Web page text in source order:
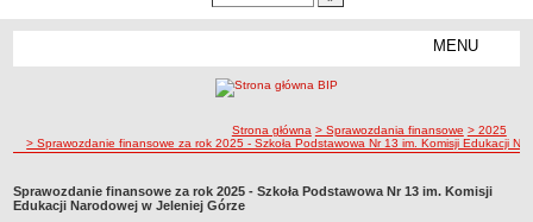
MENU
Szkoły podstawowe
Szkoły ponadpodstawowe
ścieżka nawigacji
Strona główna > Sprawozdania finansowe > 2025
> Sprawozdanie finansowe za rok 2025 - Szkoła Podstawowa Nr 13 im. Komisji Edukacji
Sprawozdanie finansowe za rok 2025 - Szkoła Podstawowa Nr 13 im. Komisji
Edukacji Narodowej w Jeleniej Górze